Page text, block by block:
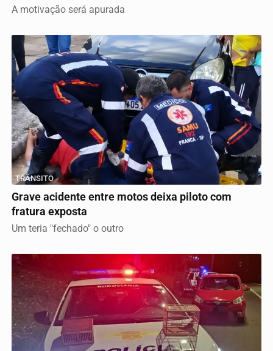
A motivação será apurada
TRÂNSITO
Grave acidente entre motos deixa piloto com
fratura exposta
Um teria "fechado" o outro